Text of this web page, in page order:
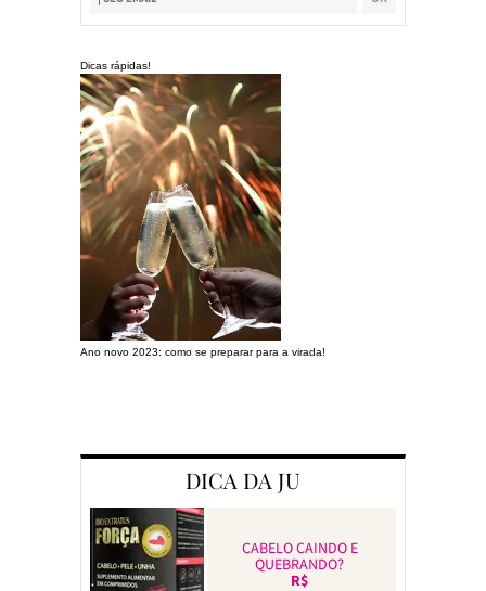
Dicas rápidas!
Ano novo 2023: como se preparar para a virada!
DICA DA JU
CABELO CAINDO E
QUEBRANDO?
R$